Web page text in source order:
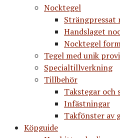
Nocktegel
Strängpressat
Handslaget
Nocktegel
Tegel med unik
Specialtillverkning
Tillbehör
Takstegar och
Infästningar
Takfönster av
Köpguide